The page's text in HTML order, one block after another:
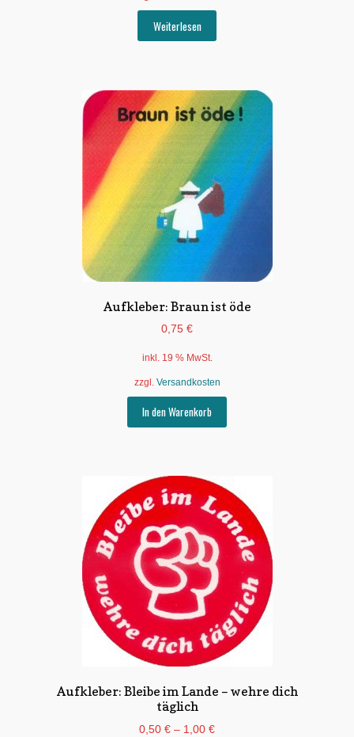
Weiterlesen
Aufkleber: Braun ist öde
0,75 €
inkl. 19 % MwSt.
zzgl. Versandkosten
In den Warenkorb
Aufkleber: Bleibe im Lande – wehre dich
täglich
0,50 € – 1,00 €